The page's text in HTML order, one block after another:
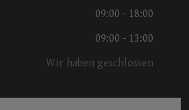
09:00 - 18:00
09:00 - 13:00
Wir haben geschlossen